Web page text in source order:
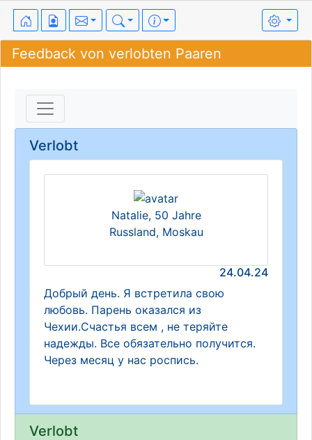
Feedback von verlobten Paaren
Verlobt
Natalie, 50 Jahre
Russland, Moskau
24.04.24
Добрый день. Я встретила свою
любовь. Парень оказался из
Чехии.Счастья всем , не теряйте
надежды. Все обязательно получится.
Через месяц у нас роспись.
Verlobt